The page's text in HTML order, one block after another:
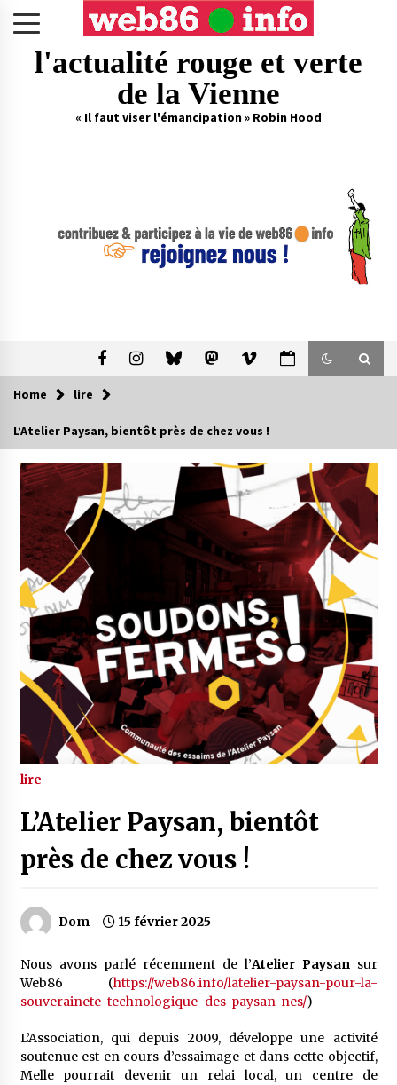
l'actualité rouge et verte
de la Vienne
« Il faut viser l'émancipation » Robin Hood
Home lire
L’Atelier Paysan, bientôt près de chez vous !
lire
L’Atelier Paysan, bientôt
près de chez vous !
Dom 15 février 2025
Nous avons parlé récemment de l’Atelier Paysansur
Web86 (https://web86.info/latelier-paysan-pour-la-
souverainete-technologique-des-paysan-nes/)
L’Association, qui depuis 2009, développe une activité
soutenue est en cours d’essaimage et dans cette objectif,
Melle pourrait devenir un relai local, un centre de